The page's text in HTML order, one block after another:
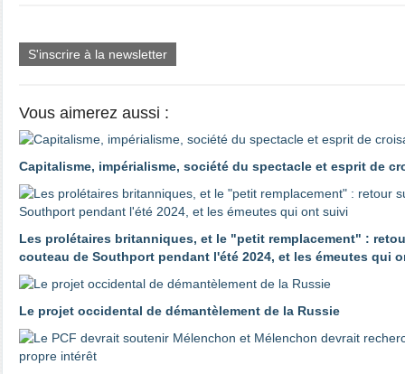
S'inscrire à la newsletter
Vous aimerez aussi :
Capitalisme, impérialisme, société du spectacle et esprit de
Les prolétaires britanniques, et le "petit remplacement" :
couteau de Southport pendant l'été 2024, et les émeutes qui
Le projet occidental de démantèlement de la Russie